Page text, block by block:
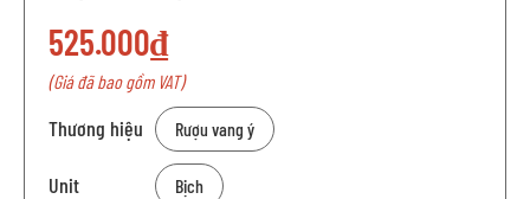
525.000₫
(Giá đã bao gồm VAT)
Thương hiệu Rượu vang ý
Unit Bịch